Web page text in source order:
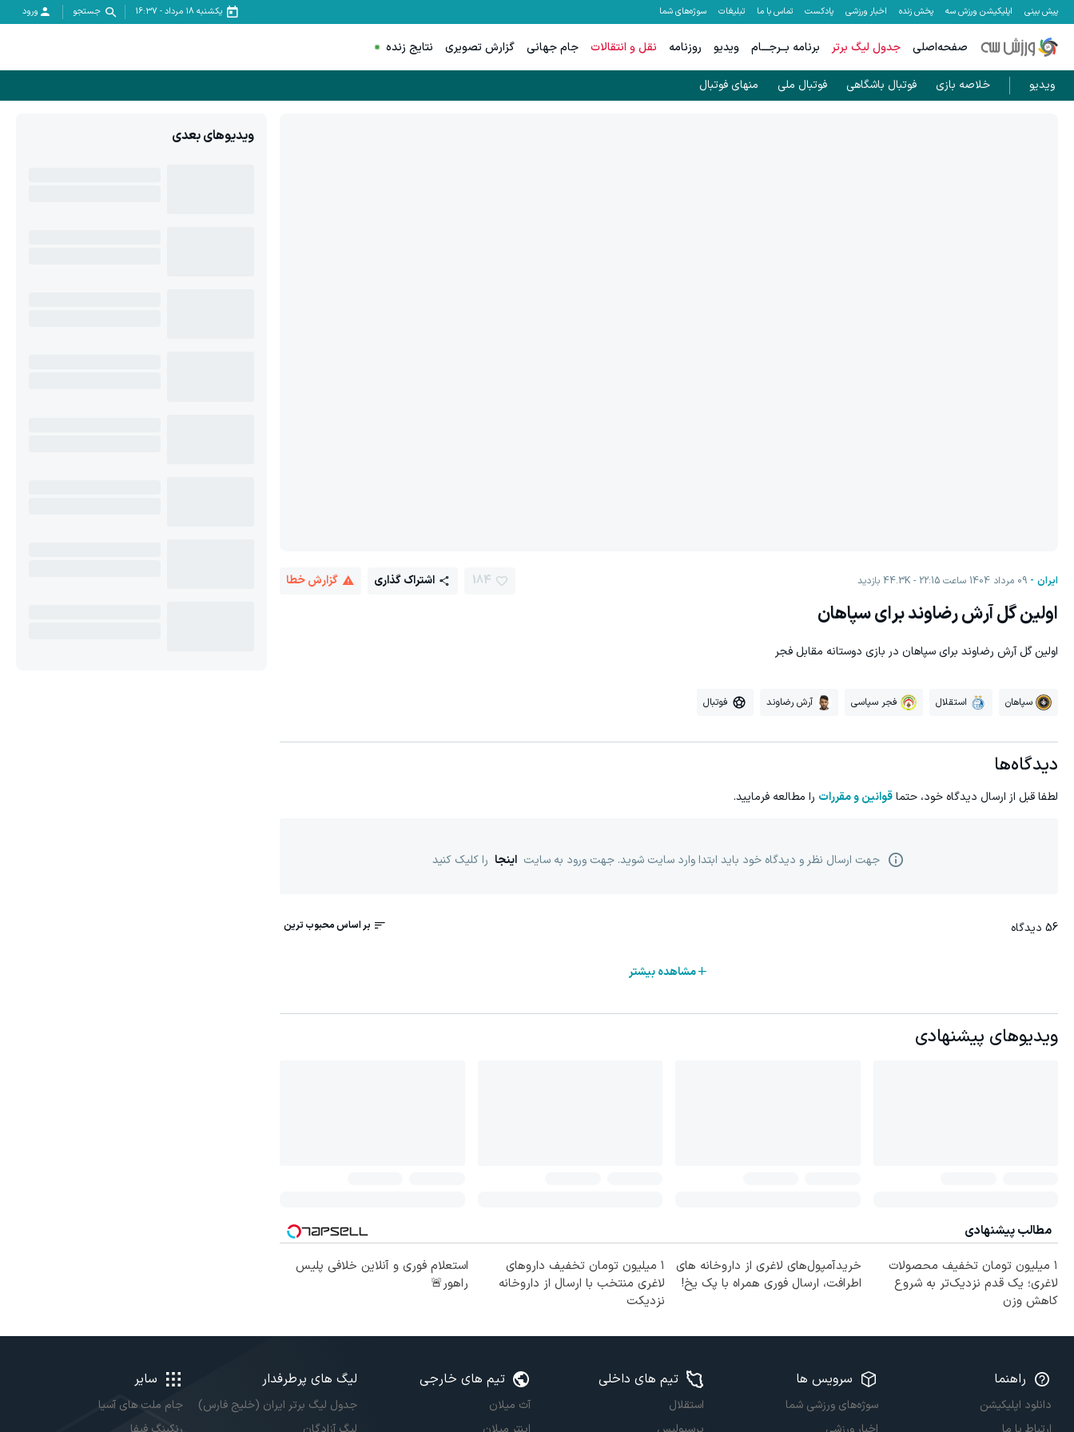
پیش بینی اپلیکیشن ورزش سه پخش زنده اخبار ورزشی پادکست تماس با ما تبلیغات سوژه‌های شما یکشنبه ۱۸ مرداد -
16:37 جستجو ورود
صفحه‌اصلی جدول لیگ برتر برنامه بــرجـــام ویدیو روزنامه نقل و انتقالات جام جهانی گزارش تصویری نتایج زنده
ویدیو خلاصه بازی فوتبال باشگاهی فوتبال ملی منهای فوتبال
ایران 09 مرداد 1404 ساعت 22:15 44.3K بازدید 184 اشتراک گذاری گزارش خطا
اولین گل آرش رضاوند برای سپاهان
اولین گل آرش رضاوند برای سپاهان در بازی دوستانه مقابل فجر
سپاهان استقلال فجر سپاسی آرش رضاوند فوتبال
دیدگاه‌ها
لطفا قبل از ارسال دیدگاه خود، حتماقوانین و مقررات را مطالعه فرمایید.
جهت ارسال نظر و دیدگاه خود باید ابتدا وارد سایت شوید. جهت ورود به سایت اینجا را کلیک کنید
56 دیدگاه
مشاهده بیشتر
ویدیوهای پیشنهادی
مطالب پیشنهادی
۱ میلیون تومان تخفیف محصولات
لاغری؛ یک قدم نزدیک‌تر به شروع
کاهش وزن
خریدآمپول‌های لاغری از داروخانه های
اطرافت، ارسال فوری همراه با پک یخ!
۱ میلیون تومان تخفیف داروهای
لاغری منتخب با ارسال از داروخانه
نزدیکت
استعلام فوری و آنلاین خلافی پلیس
راهور🚨
ویدیوهای بعدی
راهنما
دانلود اپلیکیشن
سرویس ها
سوژه‌های ورزشی شما
تیم های داخلی
استقلال
تیم های خارجی
آث میلان
لیگ های پرطرفدار
جدول لیگ برتر ایران (خلیج فارس)
سایر
جام ملت های آسیا